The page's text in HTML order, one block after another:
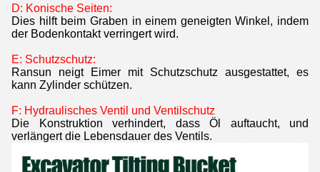
D: Konische Seiten:
Dies hilft beim Graben in einem geneigten Winkel, indem
der Bodenkontakt verringert wird.
E: Schutzschutz:
Ransun neigt Eimer mit Schutzschutz ausgestattet, es
kann Zylinder schützen.
F: Hydraulisches Ventil und Ventilschutz
Die Konstruktion verhindert, dass Öl auftaucht, und
verlängert die Lebensdauer des Ventils.